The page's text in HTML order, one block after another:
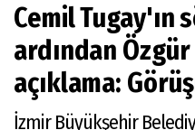
Haberleri
Cemil Tugay'ın
ardından
açıklama:
İzmir Büyükşehir